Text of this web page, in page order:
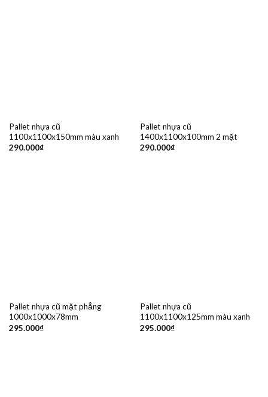
Pallet nhựa cũ
1100x1100x150mm màu xanh
290.000₫
Pallet nhựa cũ
1400x1100x100mm 2 mặt
290.000₫
Pallet nhựa cũ mặt phẳng
1000x1000x78mm
295.000₫
Pallet nhựa cũ
1100x1100x125mm màu xanh
295.000₫